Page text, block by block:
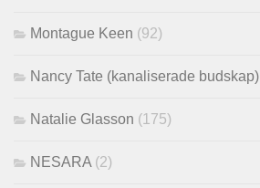
Montague Keen (92)
Nancy Tate (kanaliserade budskap)
Natalie Glasson (175)
NESARA (2)